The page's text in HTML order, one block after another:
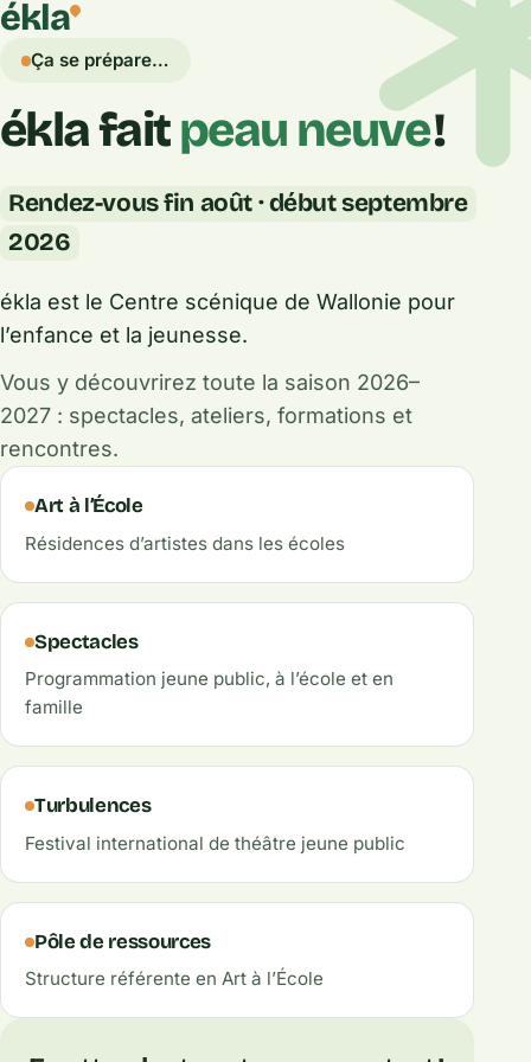
ékla
Ça se prépare…
ékla faitpeau neuve!
Rendez-vous fin août · début septembre
2026
ékla est le Centre scénique de Wallonie pour
l’enfance et la jeunesse.
Vous y découvrirez toute la saison 2026–
2027 : spectacles, ateliers, formations et
rencontres.
Ce que fait ékla
Art à l’École
Résidences d’artistes dans les écoles
Spectacles
Programmation jeune public, à l’école et en
famille
Turbulences
Festival international de théâtre jeune public
Pôle de ressources
Structure référente en Art à l’École